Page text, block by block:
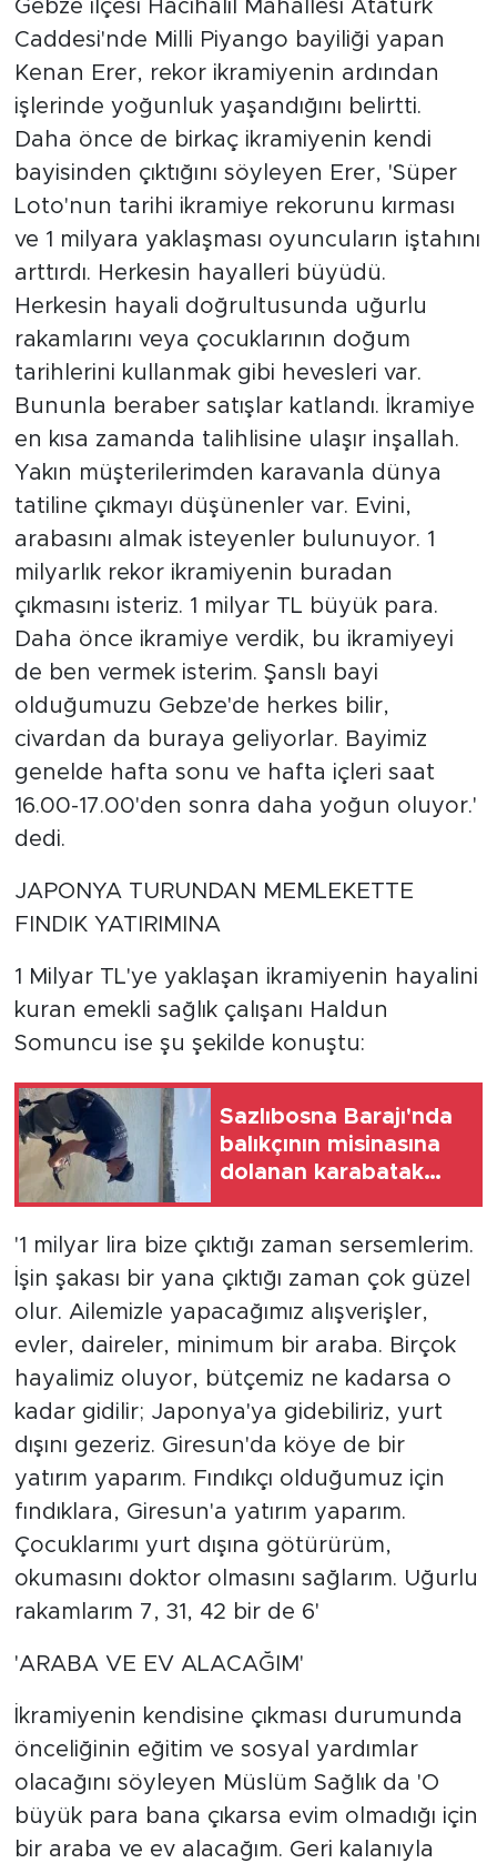
Gebze ilçesi Hacıhalil Mahallesi Atatürk
Caddesi'nde Milli Piyango bayiliği yapan
Kenan Erer, rekor ikramiyenin ardından
işlerinde yoğunluk yaşandığını belirtti.
Daha önce de birkaç ikramiyenin kendi
bayisinden çıktığını söyleyen Erer, 'Süper
Loto'nun tarihi ikramiye rekorunu kırması
ve 1 milyara yaklaşması oyuncuların iştahını
arttırdı. Herkesin hayalleri büyüdü.
Herkesin hayali doğrultusunda uğurlu
rakamlarını veya çocuklarının doğum
tarihlerini kullanmak gibi hevesleri var.
Bununla beraber satışlar katlandı. İkramiye
en kısa zamanda talihlisine ulaşır inşallah.
Yakın müşterilerimden karavanla dünya
tatiline çıkmayı düşünenler var. Evini,
arabasını almak isteyenler bulunuyor. 1
milyarlık rekor ikramiyenin buradan
çıkmasını isteriz. 1 milyar TL büyük para.
Daha önce ikramiye verdik, bu ikramiyeyi
de ben vermek isterim. Şanslı bayi
olduğumuzu Gebze'de herkes bilir,
civardan da buraya geliyorlar. Bayimiz
genelde hafta sonu ve hafta içleri saat
16.00-17.00'den sonra daha yoğun oluyor.'
dedi.
JAPONYA TURUNDAN MEMLEKETTE
FINDIK YATIRIMINA
1 Milyar TL'ye yaklaşan ikramiyenin hayalini
kuran emekli sağlık çalışanı Haldun
Somuncu ise şu şekilde konuştu:
Sazlıbosna Barajı'nda
balıkçının misinasına
dolanan karabatak
'1 milyar lira bize çıktığı zaman sersemlerim.
İşin şakası bir yana çıktığı zaman çok güzel
olur. Ailemizle yapacağımız alışverişler,
evler, daireler, minimum bir araba. Birçok
hayalimiz oluyor, bütçemiz ne kadarsa o
kadar gidilir; Japonya'ya gidebiliriz, yurt
dışını gezeriz. Giresun'da köye de bir
yatırım yaparım. Fındıkçı olduğumuz için
fındıklara, Giresun'a yatırım yaparım.
Çocuklarımı yurt dışına götürürüm,
okumasını doktor olmasını sağlarım. Uğurlu
rakamlarım 7, 31, 42 bir de 6'
'ARABA VE EV ALACAĞIM'
İkramiyenin kendisine çıkması durumunda
önceliğinin eğitim ve sosyal yardımlar
olacağını söyleyen Müslüm Sağlık da 'O
büyük para bana çıkarsa evim olmadığı için
bir araba ve ev alacağım. Geri kalanıyla